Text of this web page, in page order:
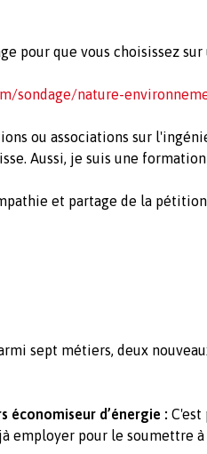
pour que vous choisissez
sondage/nature-
ou associations sur
Aussi, je suis une
et partage de la
sept métiers, deux
économiseur d’énergie : C'est
employer pour le soumettre